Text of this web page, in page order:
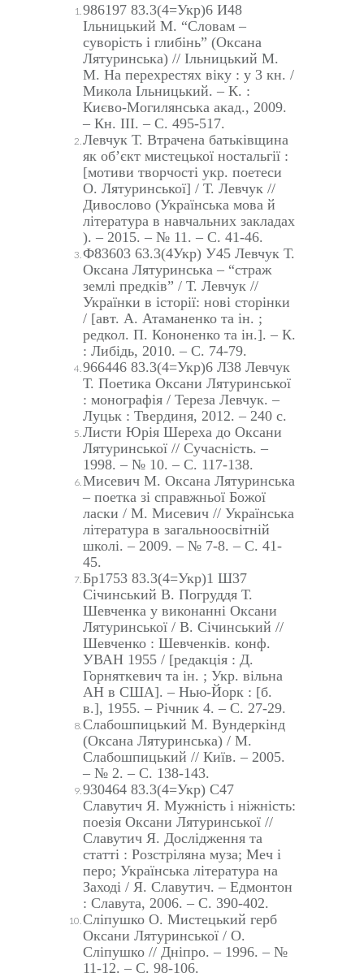
986197 83.3(4=Укр)6 И48
Ільницький М. “Словам –
суворість і глибінь” (Оксана
Лятуринська) // Ільницький М.
М. На перехрестях віку : у 3 кн. /
Микола Ільницький. – К. :
Києво-Могилянська акад., 2009.
– Кн. ІІІ. – С. 495-517.
Левчук Т. Втрачена батьківщина
як об’єкт мистецької ностальгії :
[мотиви творчості укр. поетеси
О. Лятуринської] / Т. Левчук //
Дивослово (Українська мова й
література в навчальних закладах
). – 2015. – № 11. – С. 41-46.
Ф83603 63.3(4Укр) У45 Левчук Т.
Оксана Лятуринська – “страж
землі предків” / Т. Левчук //
Українки в історії: нові сторінки
/ [авт. А. Атаманенко та ін. ;
редкол. П. Кононенко та ін.]. – К.
: Либідь, 2010. – С. 74-79.
966446 83.3(4=Укр)6 Л38 Левчук
Т. Поетика Оксани Лятуринської
: монографія / Тереза Левчук. –
Луцьк : Твердиня, 2012. – 240 с.
Листи Юрія Шереха до Оксани
Лятуринської // Сучасність. –
1998. – № 10. – С. 117-138.
Мисевич М. Оксана Лятуринська
– поетка зі справжньої Божої
ласки / М. Мисевич // Українська
література в загальноосвітній
школі. – 2009. – № 7-8. – С. 41-
45.
Бр1753 83.3(4=Укр)1 Ш37
Січинський В. Погруддя Т.
Шевченка у виконанні Оксани
Лятуринської / В. Січинський //
Шевченко : Шевченків. конф.
УВАН 1955 / [редакція : Д.
Горняткевич та ін. ; Укр. вільна
АН в США]. – Нью-Йорк : [б.
в.], 1955. – Річник 4. – С. 27-29.
Слабошпицький М. Вундеркінд
(Оксана Лятуринська) / М.
Слабошпицький // Київ. – 2005.
– № 2. – С. 138-143.
930464 83.3(4=Укр) С47
Славутич Я. Мужність і ніжність:
поезія Оксани Лятуринської //
Славутич Я. Дослідження та
статті : Розстріляна муза; Меч і
перо; Українська література на
Заході / Я. Славутич. – Едмонтон
: Славута, 2006. – С. 390-402.
Сліпушко О. Мистецький герб
Оксани Лятуринської / О.
Сліпушко // Дніпро. – 1996. – №
11-12. – С. 98-106.